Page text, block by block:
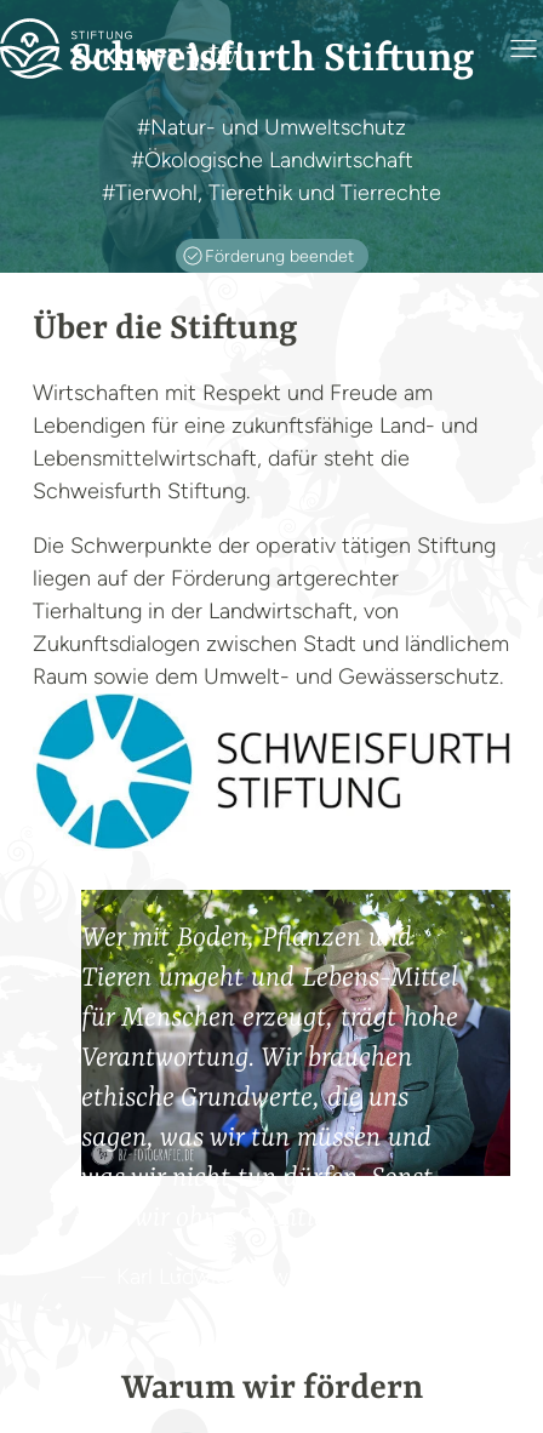
Foto: Hans-Günther Kaufmann
Schweisfurth Stiftung
#Natur- und Umweltschutz
#Ökologische Landwirtschaft
#Tierwohl, Tierethik und Tierrechte
Förderung beendet
Über die Stiftung
Wirtschaften mit Respekt und Freude am
Lebendigen für eine zukunftsfähige Land- und
Lebensmittelwirtschaft, dafür steht die
Schweisfurth Stiftung.
Die Schwerpunkte der operativ tätigen Stiftung
liegen auf der Förderung artgerechter
Tierhaltung in der Landwirtschaft, von
Zukunftsdialogen zwischen Stadt und ländlichem
Raum sowie dem Umwelt- und Gewässerschutz.
Wer mit Boden, Pflanzen und
Tieren umgeht und Lebens-Mittel
für Menschen erzeugt, trägt hohe
Verantwortung. Wir brauchen
ethische Grundwerte, die uns
sagen, was wir tun müssen und
was wir nicht tun dürfen. Sonst
Warum wir fördern